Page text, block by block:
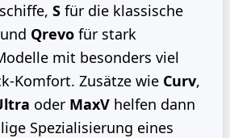
S für die klassische
Qrevo für stark
mit besonders viel
Komfort. Zusätze wie Curv,
oder MaxV helfen dann
Spezialisierung eines